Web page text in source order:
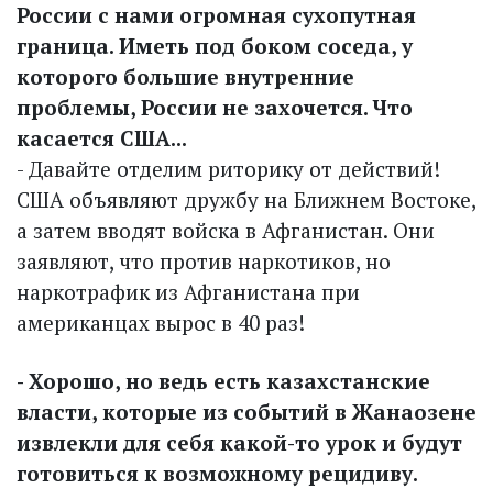
России с нами огромная сухопутная
граница. Иметь под боком соседа, у
которого большие внутренние
проблемы, России не захочется. Что
касается США...
- Давайте отделим риторику от действий!
США объявляют дружбу на Ближнем Востоке,
а затем вводят войска в Афганистан. Они
заявляют, что против наркотиков, но
наркотрафик из Афганистана при
американцах вырос в 40 раз!
- Хорошо, но ведь есть казахстанские
власти, которые из событий в Жанаозене
извлекли для себя какой-то урок и будут
готовиться к возможному рецидиву.